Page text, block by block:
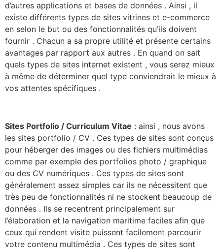
d’autres applications et bases de données . Ainsi , il
existe différents types de sites vitrines et e-commerce
en selon le but ou des fonctionnalités qu’ils doivent
fournir . Chacun a sa propre utilité et présente certains
avantages par rapport aux autres . En quand on sait
quels types de sites internet existent , vous serez mieux
à même de déterminer quel type conviendrait le mieux à
vos attentes spécifiques .
Sites Portfolio / Curriculum Vitae : ainsi , nous avons
les sites portfolio / CV . Ces types de sites sont conçus
pour héberger des images ou des fichiers multimédias
comme par exemple des portfolios photo / graphique
ou des CV numériques . Ces types de sites sont
généralement assez simples car ils ne nécessitent que
très peu de fonctionnalités ni ne stockent beaucoup de
données . Ils se recentrent principalement sur
l’élaboration et la navigation maritime faciles afin que
ceux qui rendent visite puissent facilement parcourir
votre contenu multimédia . Ces types de sites sont